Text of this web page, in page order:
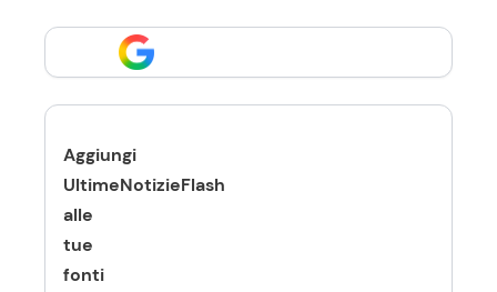
Aggiungi
UltimeNotizieFlash
alle
tue
fonti